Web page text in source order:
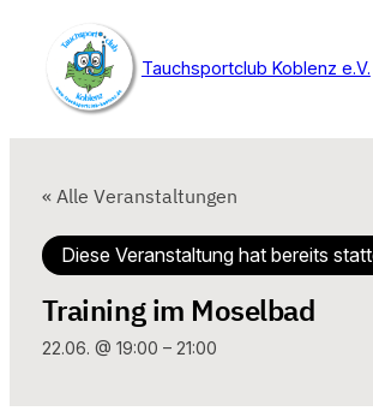
Tauchsportclub Koblenz e.V.
« Alle Veranstaltungen
Diese Veranstaltung hat bereits
Training im Moselbad
22.06. @ 19:00 – 21:00